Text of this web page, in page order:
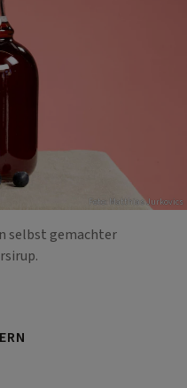
Foto: Matthias Jurkovics
selbst gemachter